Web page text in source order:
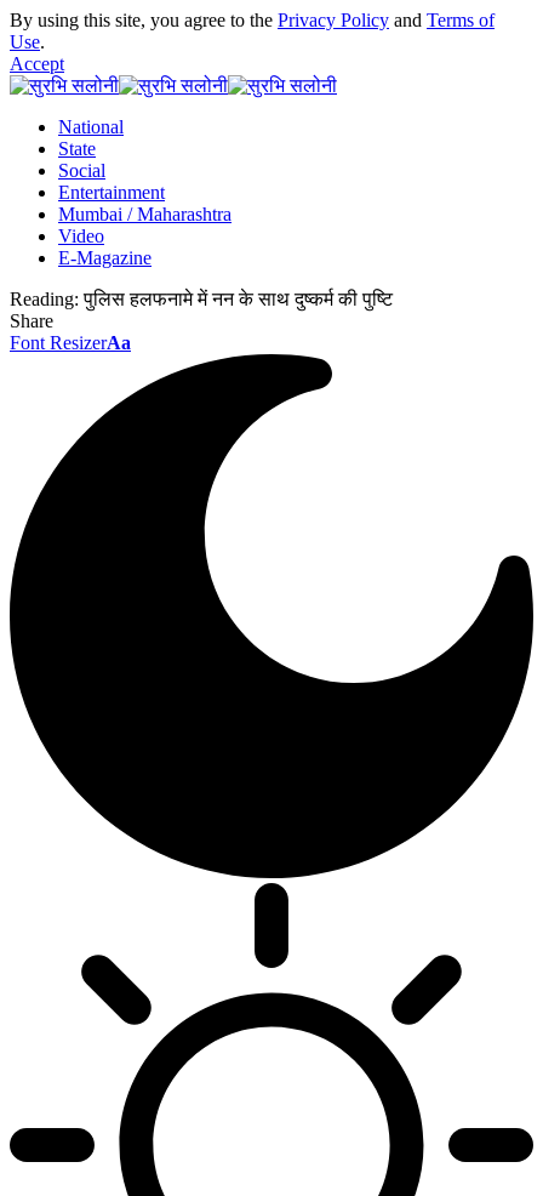
By using this site, you agree to the Privacy Policy and Terms of
Use.
Accept
National
State
Social
Entertainment
Mumbai / Maharashtra
Video
E-Magazine
Reading: पुलिस हलफनामे में नन के साथ दुष्कर्म की पुष्टि
Share
Font ResizerAa